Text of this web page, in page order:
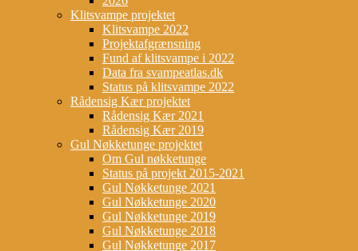
Klitsvampe projektet
Klitsvampe 2022
Projektafgrænsning
Fund af klitsvampe i 2022
Data fra svampeatlas.dk
Status på klitsvampe 2022
Rådensig Kær projektet
Rådensig Kær 2021
Rådensig Kær 2019
Gul Nøkketunge projektet
Om Gul nøkketunge
Status på projekt 2015-2021
Gul Nøkketunge 2021
Gul Nøkketunge 2020
Gul Nøkketunge 2019
Gul Nøkketunge 2018
Gul Nøkketunge 2017